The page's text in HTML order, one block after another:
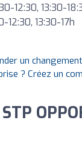
12:30, 13:30-
12:30, 13:30-17h
un
? Créez un